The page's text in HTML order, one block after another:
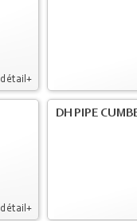
détail+
détail+
DH PIPE